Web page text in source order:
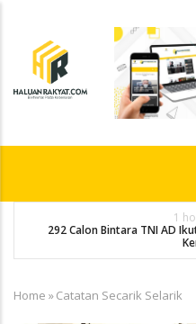
content
1
292 Calon Bintara TNI AD
Breadcrumb
Home »Catatan Secarik Selarik